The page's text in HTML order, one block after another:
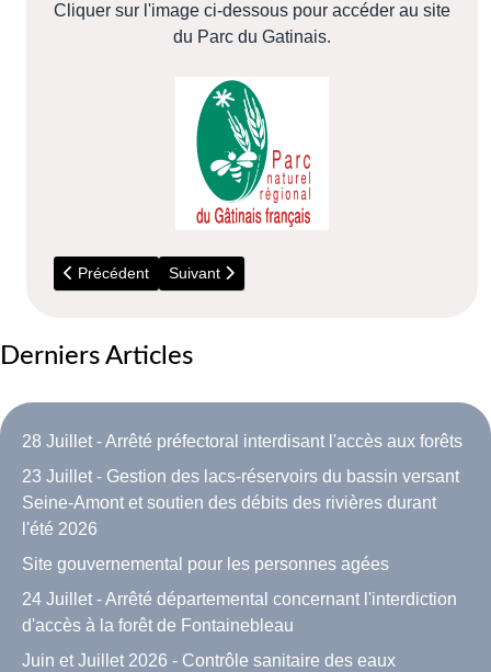
Cliquer sur l'image ci-dessous pour accéder au site
du Parc du Gatinais.
Article précédent : Actuellement - Location Mobi-Roue
Précédent Article suivant : 2022 - Impôt Foncier -
Suivant
Derniers Articles
28 Juillet - Arrêté préfectoral interdisant l'accès aux forêts
23 Juillet - Gestion des lacs-réservoirs du bassin versant
Seine-Amont et soutien des débits des rivières durant
l'été 2026
Site gouvernemental pour les personnes agées
24 Juillet - Arrêté départemental concernant l'interdiction
d'accès à la forêt de Fontainebleau
Juin et Juillet 2026 - Contrôle sanitaire des eaux